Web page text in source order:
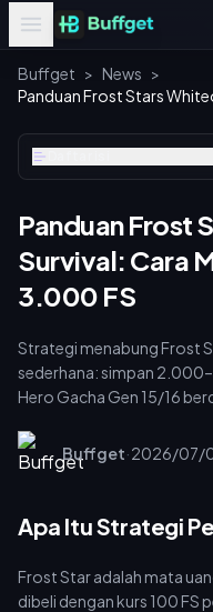
Buffget > News >
Panduan Frost
Survival: Cara
3.000 FS
Strategi menabung Frost
sederhana: simpan
Hero Gacha Gen 15/16
akan terbawa ke musim
disiplin, bukan belanja
peringatan.
Buffget·2026/07/
Apa Itu Strategi
Frost Star adalah mata
dibeli dengan kurs 100 FS